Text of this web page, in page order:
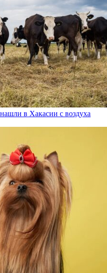
в Хакасии с воздуха